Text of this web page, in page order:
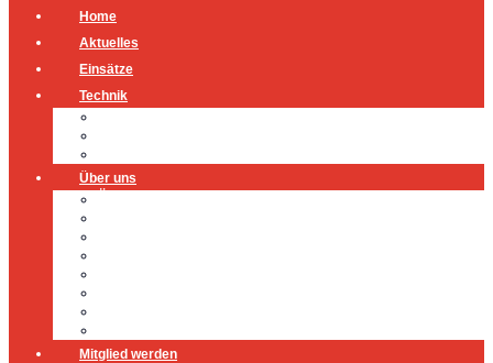
Home
Aktuelles
Einsätze
Technik
Über uns
Mitglied werden